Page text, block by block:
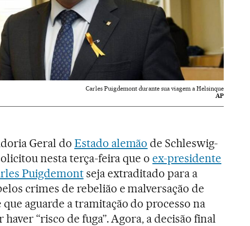
Carles Puigdemont durante sua viagem a Helsinque
AP
Geral do Estado alemão de Schleswig-
nesta terça-feira que o ex-presidente
Puigdemontseja extraditado para a
crimes de rebelião e malversação de
que aguarde a tramitação do processo na
haver “risco de fuga”. Agora, a decisão final